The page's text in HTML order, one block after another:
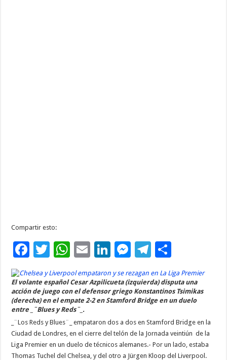
Compartir esto:
F
ac
e
b
o
o
k
T
wi
tt
er
W
h
at
sA
p
p
E
m
ai
l
Li
k
e
dI
n
M
se
n
er
T
el
e
gr
m
o
m
p
ar
ti
r
El volante español Cesar Azpilicueta (izquierda) disputa una
acción de juego con el defensor griego Konstantinos Tsimikas
(derecha) en el empate 2-2 en Stamford Bridge en un duelo
entre _¨Blues y Reds¨_.
_¨Los Reds y Blues¨_ empataron dos a dos en Stamford Bridge en la
Ciudad de Londres, en el cierre del telón de la Jornada veintiún de la
Liga Premier en un duelo de técnicos alemanes.- Por un lado, estaba
Thomas Tuchel del Chelsea, y del otro a Jürgen Kloop del Liverpool.